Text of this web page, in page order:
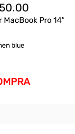
50.00
Pro 14″
blue